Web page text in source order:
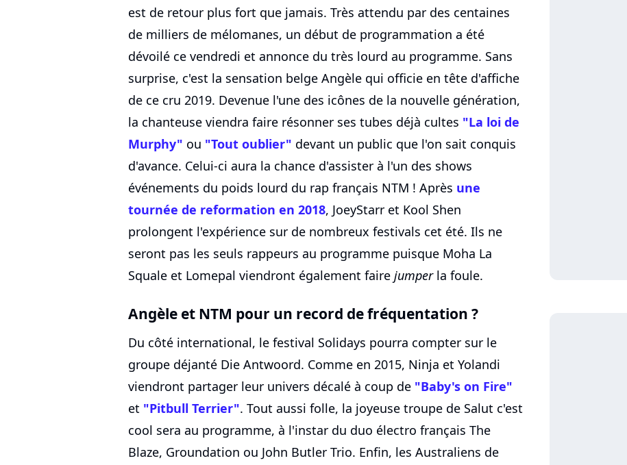
est de retour plus fort que jamais. Très attendu par des centaines
de milliers de mélomanes, un début de programmation a été
dévoilé ce vendredi et annonce du très lourd au programme. Sans
surprise, c'est la sensation belge Angèle qui officie en tête d'affiche
de ce cru 2019. Devenue l'une des icônes de la nouvelle génération,
la chanteuse viendra faire résonner ses tubes déjà cultes "La loi de
Murphy" ou "Tout oublier" devant un public que l'on sait conquis
d'avance. Celui-ci aura la chance d'assister à l'un des shows
événements du poids lourd du rap français NTM ! Après une
tournée de reformation en 2018, JoeyStarr et Kool Shen
prolongent l'expérience sur de nombreux festivals cet été. Ils ne
seront pas les seuls rappeurs au programme puisque Moha La
Squale et Lomepal viendront également faire jumperla foule.
Angèle et NTM pour un record de fréquentation ?
Du côté international, le festival Solidays pourra compter sur le
groupe déjanté Die Antwoord. Comme en 2015, Ninja et Yolandi
viendront partager leur univers décalé à coup de "Baby's on Fire"
et "Pitbull Terrier". Tout aussi folle, la joyeuse troupe de Salut c'est
cool sera au programme, à l'instar du duo électro français The
Blaze, Groundation ou John Butler Trio. Enfin, les Australiens de